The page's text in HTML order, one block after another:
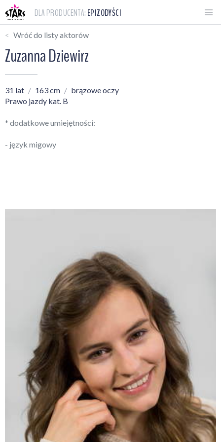
DLA PRODUCENTA: EPIZODYŚCI
Wróć do listy aktorów
Zuzanna Dziewirz
31 lat 163 cm
brązowe oczy
Prawo jazdy kat. B
* dodatkowe umiejętności:
- język migowy